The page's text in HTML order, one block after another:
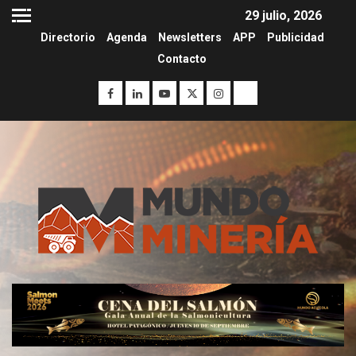
29 julio, 2026
Directorio Agenda Newsletters APP
Publicidad
Contacto
3 I+D
PIB minero impacta el
crecimiento regional: Banco
Central reporta resultados
dispares en el primer
trimestre
4 I+D